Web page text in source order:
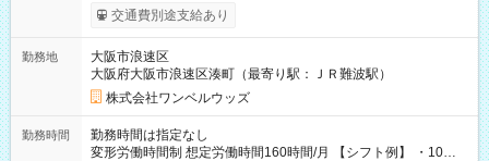
働いたその日に現金GET♪ お仕事後はコンビニATMから 日払
交通費別途支給あり
勤務地
大阪市浪速区
大阪府大阪市浪速区湊町（最寄り駅：ＪＲ難波駅）
株式会社ワンベルウッズ
勤務時間
勤務時間は指定なし
変形労働時間制 想定労働時間160時間/月 【シフト例】 ・10：